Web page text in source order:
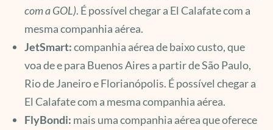
com a GOL). É possível chegar a El Calafate com a
mesma companhia aérea.
JetSmart:companhia aérea de baixo custo, que
voa de e para Buenos Aires a partir de São Paulo,
Rio de Janeiro e Florianópolis. É possível chegar a
El Calafate com a mesma companhia aérea.
FlyBondi: mais uma companhia aérea que oferece